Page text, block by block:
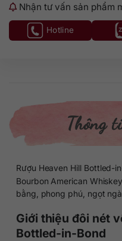
Nhận tư vấn sản phẩm
Hotline
Thông
Rượu Heaven Hill Bottled-
Bourbon American
bằng, phong phú, ngọt
Giới thiệu đôi nét
Bottled-in-Bond